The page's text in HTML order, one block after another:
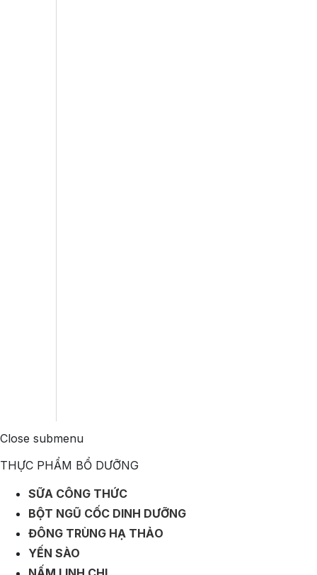
Close submenu
THỰC PHẨM BỔ DƯỠNG
SỮA CÔNG THỨC
BỘT NGŨ CỐC DINH DƯỠNG
ĐÔNG TRÙNG HẠ THẢO
YẾN SÀO